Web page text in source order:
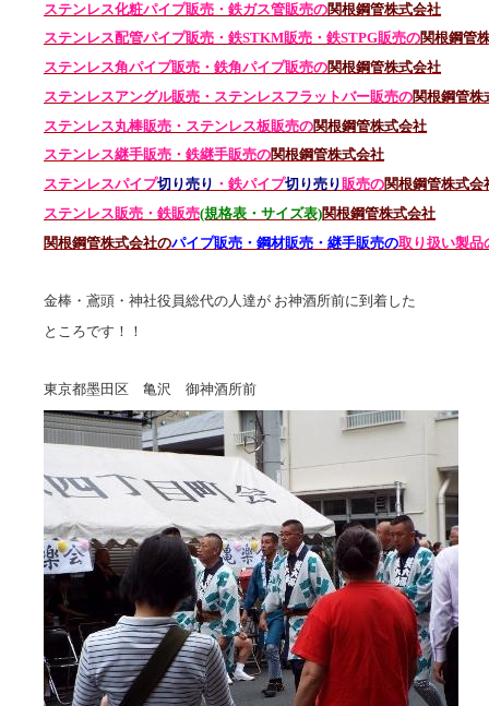
ステンレス化粧パイプ販売・鉄ガス管販売の関根鋼管株式会社
ステンレス配管パイプ販売・鉄STKM販売・鉄STPG販売の関根鋼管
ステンレス角パイプ販売・鉄角パイプ販売の関根鋼管株式会社
ステンレスアングル販売・ ステンレスフラットバー販売の関根鋼管株
ステンレス丸棒販売・ ステンレス板販売の関根鋼管株式会社
ステンレス継手販売・鉄継手販売の関根鋼管株式会社
ステンレスパイプ切り売り ・鉄パイプ切り売り販売の関根鋼管株式会
ステンレス販売・鉄販売(規格表・サイズ表)関根鋼管株式会社
関根鋼管株式会社のパイプ販売・鋼材販売・継手販売の取り扱い製品
金棒・鳶頭・神社役員総代の人達が お神酒所前に到着した
ところです！！
東京都墨田区 亀沢 御神酒所前